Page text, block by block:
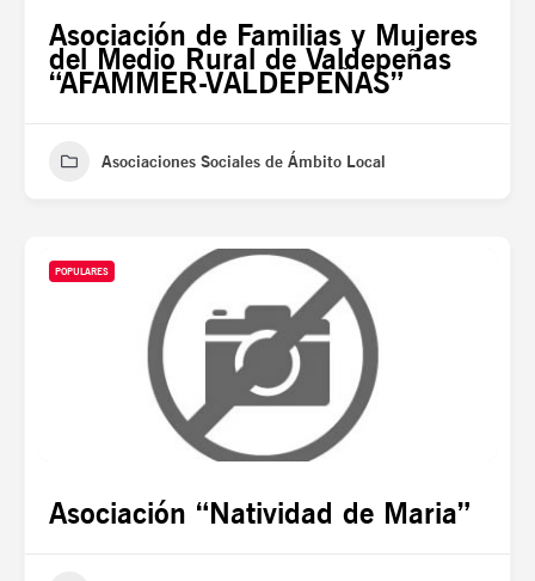
Asociación de Familias y Mujeres
del Medio Rural de Valdepeñas
“AFAMMER-VALDEPEÑAS”
Asociaciones Sociales de Ámbito Local
POPULARES
Asociación “Natividad de Maria”